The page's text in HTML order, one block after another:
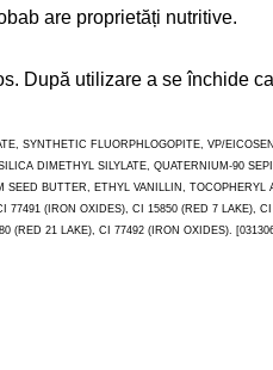
are proprietăți nutritive.
După utilizare a se închide
SYNTHETIC FLUORPHLOGOPITE, VP/
DIMETHYL SILYLATE, QUATERNIUM-90
BUTTER, ETHYL VANILLIN,
(IRON OXIDES), CI 15850 (RED 7
(RED 21 LAKE), CI 77492 (IRON OXIDES).